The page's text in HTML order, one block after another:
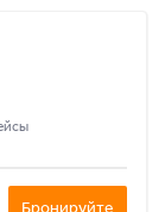
Бронируйте